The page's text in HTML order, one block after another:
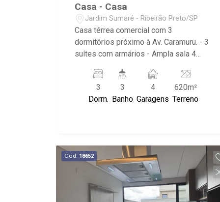
Casa - Casa
Jardim Sumaré - Ribeirão Preto/SP
Casa térrea comercial com 3
dormitórios próximo à Av. Caramuru. - 3
suítes com armários - Ampla sala 4
Cozinha planejada - Despensa - Área
de serviço - Dormitório de serviço -
Quintal - Corredor lateral - Jardim -
3
Dorm.
3
Banho
4
Garagens
620m²
Terreno
Cód. 18652